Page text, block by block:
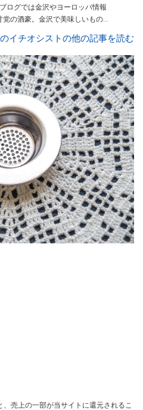
ログでは金沢やヨーロッパ情報
党の酒豪。金沢で美味しいもの
イチオシストの他の記事を読む
売上の一部が当サイトに還元されるこ